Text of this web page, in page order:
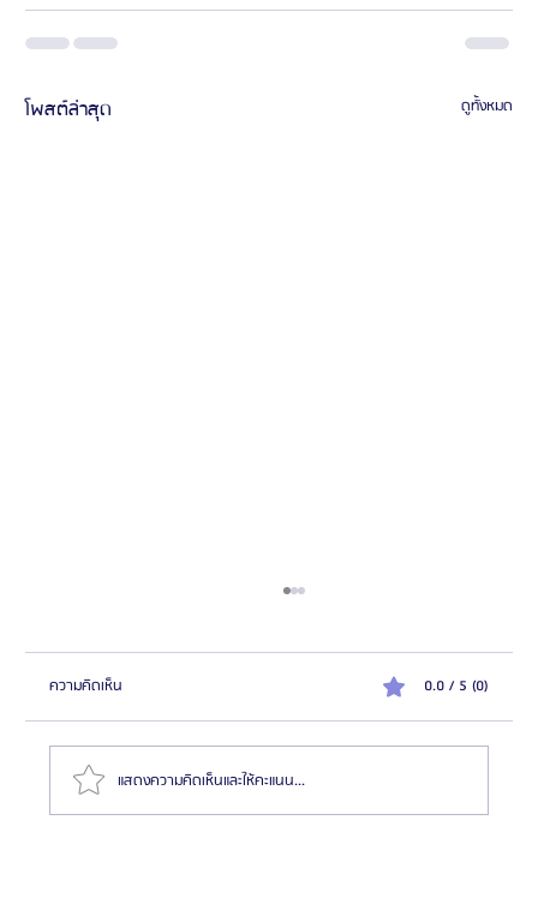
โพสต์ล่าสุด ดูทั้งหมด
ความคิดเห็น 0.0 / 5 (0)
แสดงความคิดเห็นและให้คะแนน...